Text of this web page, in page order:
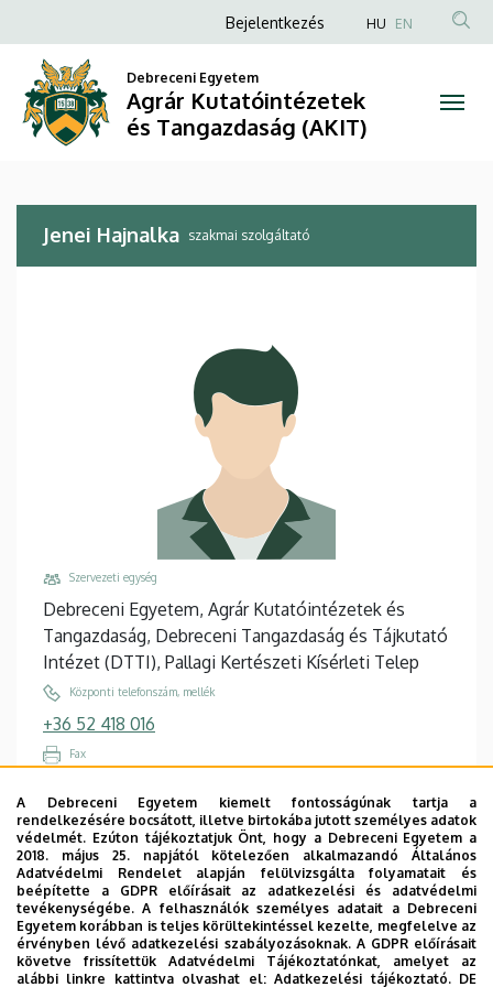
Hajnalka
Agrár
Kutatóintézetek
a
tartalomra
Anonim
fiók
menüje
Bejelentkezés HU EN
Debreceni Egyetem
Agrár Kutatóintézetek
és Tangazdaság (AKIT)
Jenei Hajnalka szakmai szolgáltató
Szervezeti egység
Debreceni Egyetem, Agrár Kutatóintézetek és
Tangazdaság, Debreceni Tangazdaság és Tájkutató
Intézet (DTTI), Pallagi Kertészeti Kísérleti Telep
Központi telefonszám, mellék
+36 52 418 016
Fax
Email
jenei.hajnalka@agr.unideb.hu
Cím
4014 Debrecen, Mezőgazdász utca 15.
Épület, emelet, ajtó
DTTI Főépület (Pallag)
A Debreceni Egyetem kiemelt fontosságúnak tartja a
rendelkezésére bocsátott, illetve birtokába jutott személyes adatok
védelmét. Ezúton tájékoztatjuk Önt, hogy a Debreceni Egyetem a
2018. május 25. napjától kötelezően alkalmazandó Általános
Adatvédelmi Rendelet alapján felülvizsgálta folyamatait és
beépítette a GDPR előírásait az adatkezelési és adatvédelmi
tevékenységébe. A felhasználók személyes adatait a Debreceni
Egyetem korábban is teljes körültekintéssel kezelte, megfelelve az
érvényben lévő adatkezelési szabályozásoknak. A GDPR előírásait
követve frissítettük Adatvédelmi Tájékoztatónkat, amelyet az
alábbi linkre kattintva olvashat el:Adatkezelési tájékoztató. DE